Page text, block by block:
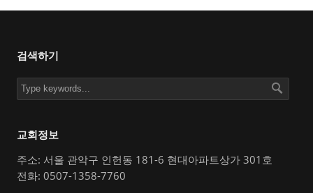
검색하기
교회정보
주소: 서울 관악구 인헌동 181-6 현대아파트상가 301호
전화: 0507-1358-7760